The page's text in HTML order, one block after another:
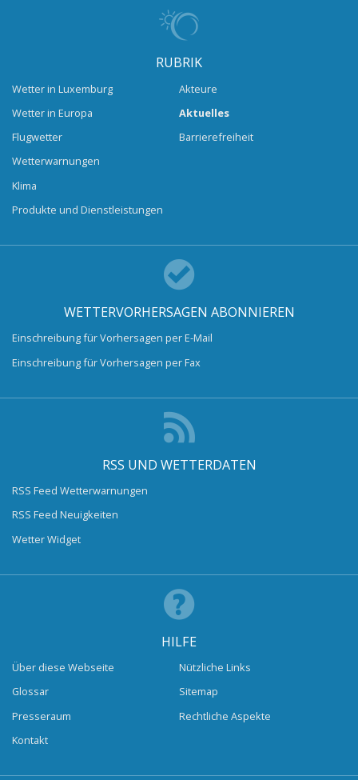
RUBRIK
Wetter in Luxemburg
Wetter in Europa
Flugwetter
Wetterwarnungen
Klima
Produkte und Dienstleistungen
Akteure
Aktuelles
Barrierefreiheit
WETTERVORHERSAGEN ABONNIEREN
Einschreibung für Vorhersagen per E-Mail
Einschreibung für Vorhersagen per Fax
RSS UND WETTERDATEN
RSS Feed Wetterwarnungen
RSS Feed Neuigkeiten
Wetter Widget
HILFE
Über diese Webseite
Glossar
Presseraum
Kontakt
Nützliche Links
Sitemap
Rechtliche Aspekte